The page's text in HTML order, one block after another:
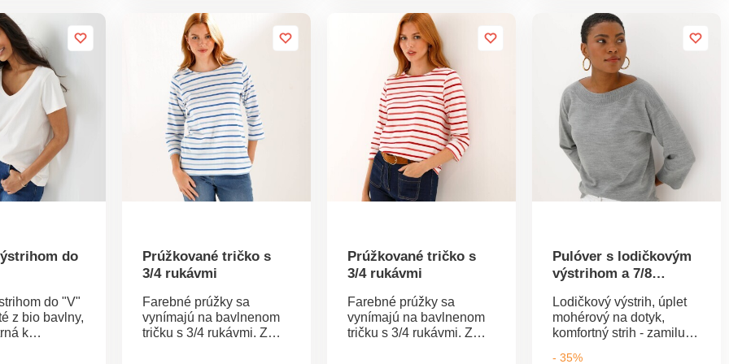
dovolenkou
ľahkého
príjemne
módny strih.
pása.
2 vrecká v
Široké
prať v
palmových listov. Z
ľahkého krepónu sa
príjemne nosia. Široký
módny strih. Bežná výška
pása. Pružný pás. 2
vrecká v bočných švoch.
Široké nohavice
zakončené lemom.
Možno prať v práčke.
/ 3 IFTH). Táto známka
označuje textilné výrobky,
ktoré boli podrobené
laboratórnym testom na
široké spektrum
škodlivých látok a
výrobok je bezpečný nad
rámec platných noriem.
Možno prať v práčke.
rukávy. Rovný spodný
lem. Možno prať v
práčke.
do
do "V"
z bio bavlny,
k
Prúžkované tričko s
3/4 rukávmi
Farebné prúžky sa
vynímajú na bavlnenom
tričku s 3/4 rukávmi. Z
Prúžkované tričko s
3/4 rukávmi
Farebné prúžky sa
vynímajú na bavlnenom
tričku s 3/4 rukávmi. Z
Pulóver s lodičkovým
výstrihom a 7/8
Lodičkový výstrih, úplet
mohérový na dotyk,
komfortný strih - zamilujte
- 35%